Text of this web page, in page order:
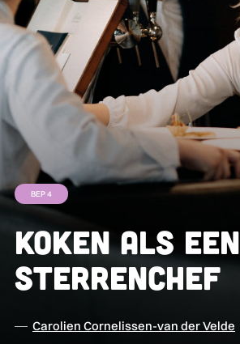
BEP 4
Koken als een
sterrenchef
Carolien Cornelissen-van der Velde